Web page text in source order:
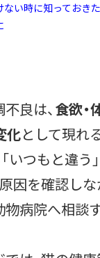
ない時に知っておき
良は、食欲・
化として現れ
いつもと違う
因を確認しな
病院へ相談